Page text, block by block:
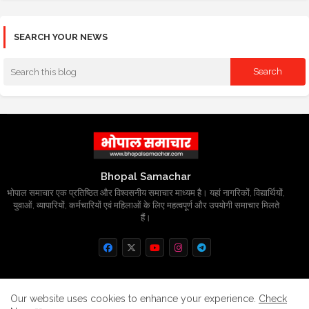
SEARCH YOUR NEWS
Bhopal Samachar
भोपाल समाचार एक प्रतिष्ठित और विश्वसनीय समाचार माध्यम है। यहां नागरिकों, विद्यार्थियों,
युवाओं, व्यापारियों, कर्मचारियों एवं महिलाओं के लिए महत्वपूर्ण और उपयोगी समाचार मिलते
हैं।
Home About Contact us Privacy Policy
Our website uses cookies to enhance your experience. Check